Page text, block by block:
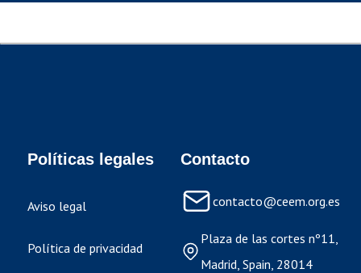
Transparencias
Ayudas
Sala de Prensa
Políticas legales
Aviso legal
Política de privacidad
Contacto
contacto@ceem.org.es
Plaza de las cortes nº11,
Madrid, Spain, 28014